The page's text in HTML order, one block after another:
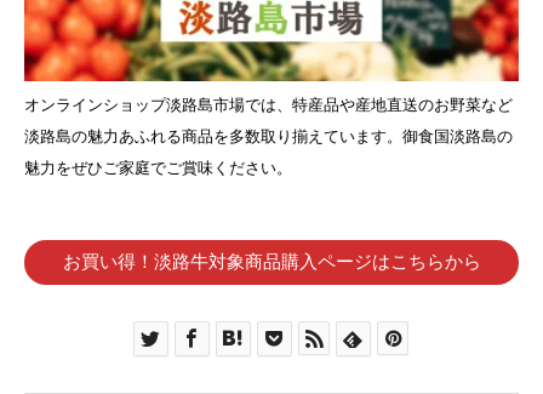
オンラインショップ淡路島市場では、特産品や産地直送のお野菜など
淡路島の魅力あふれる商品を多数取り揃えています。御食国淡路島の
魅力をぜひご家庭でご賞味ください。
お買い得！淡路牛対象商品購入ページはこちらから